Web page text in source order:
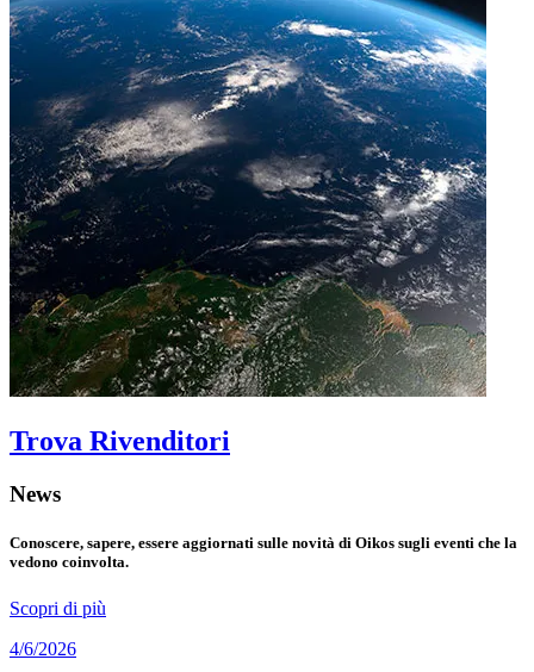
Trova Rivenditori
News
Conoscere, sapere, essere aggiornati sulle novità di Oikos sugli eventi che la
vedono coinvolta.
Scopri di più
4/6/2026